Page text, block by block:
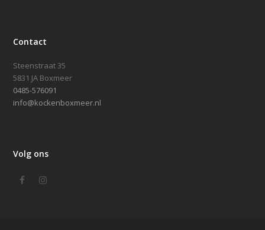
Contact
Steenstraat 35
5831 JA Boxmeer
0485-576091
info@kockenboxmeer.nl
Volg ons
FacebookInstagram